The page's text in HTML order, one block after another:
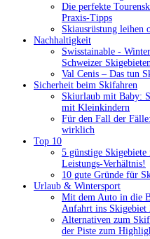
Die perfekte
Praxis-Tipps
Skiausrüstung leihen
Nachhaltigkeit
Swisstainable -
Schweizer
Val Cenis – Das tun
Sicherheit beim Skifahren
Skiurlaub mit Baby:
mit Kleinkindern
Für den Fall der
wirklich
Top 10
5 günstige
Leistungs-Verhältnis!
10 gute Gründe für
Urlaub & Wintersport
Mit dem Auto in die
Anfahrt ins Skigebiet
Alternativen zum
der Piste zum